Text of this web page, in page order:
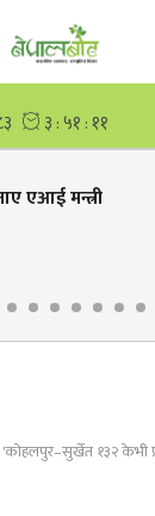
१३२ केभी